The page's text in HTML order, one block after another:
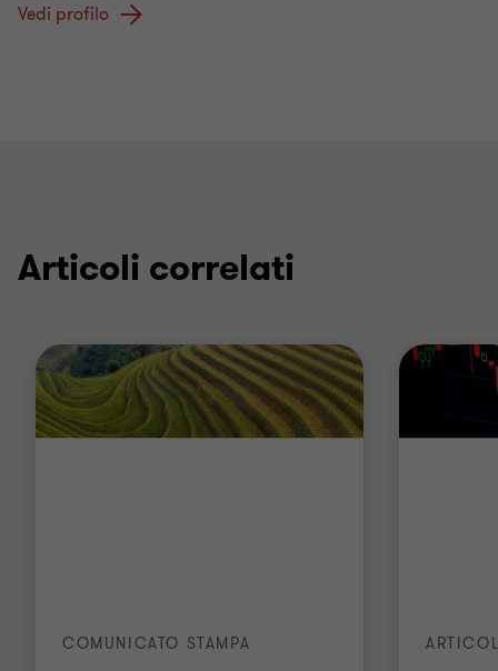
Vedi profilo
Articoli correlati
COMUNICATO STAMPA